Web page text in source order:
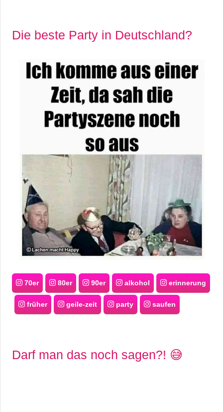
Die beste Party in Deutschland?
70er 80er 90er alkohol erinnerung
früher geile-zeit party saufen
Darf man das noch sagen?! 😅